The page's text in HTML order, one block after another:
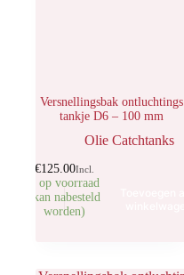
Versnellingsbak ontluchtings
tankje D6 – 100 mm
Olie Catchtanks
€125.00Incl.
3 op voorraad
(kan nabesteld
worden)